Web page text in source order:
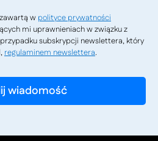
w polityce prywatności
mi uprawnieniach w związku z
subskrypcji newslettera, który
regulaminem newslettera.